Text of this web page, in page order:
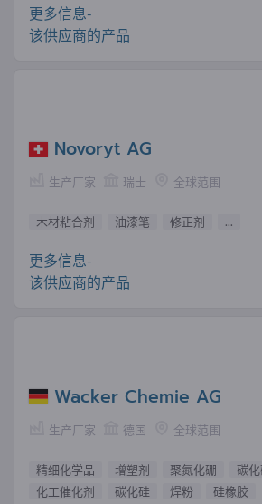
更多信息-
该供应商的产品
Novoryt AG
生产厂家 瑞士 全球范围
木材粘合剂 油漆笔 修正剂 ...
更多信息-
该供应商的产品
Wacker Chemie AG
生产厂家 德国 全球范围
精细化学品 增塑剂 聚氮化硼
碳化
化工催化剂
碳化硅 焊粉
硅橡胶